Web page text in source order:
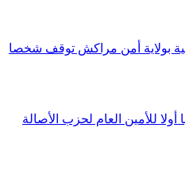
بولاية أمن مراكش توقف شخصا
أولا للأمين العام لحزب الأصالة